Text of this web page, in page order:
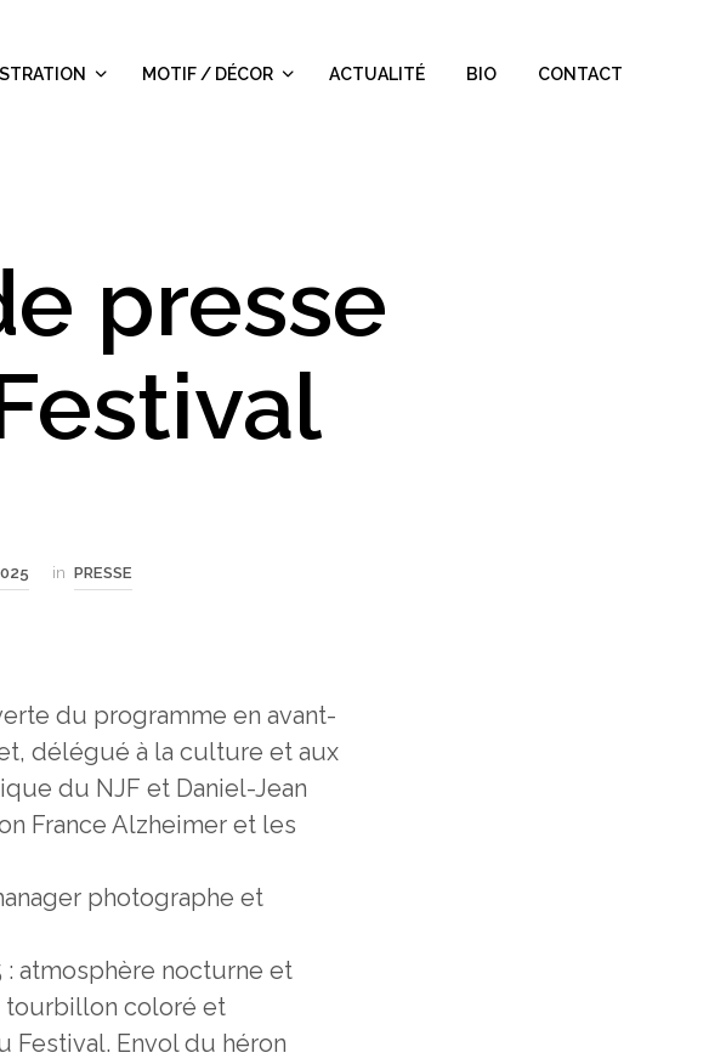
MOTIF / DÉCOR ACTUALITÉ BIO CONTACT
presse
in PRESSE
du programme en avant-
délégué à la culture et aux
du NJF et Daniel-Jean
France Alzheimer et les
photographe et
: atmosphère nocturne et
tourbillon coloré et
Festival. Envol du héron